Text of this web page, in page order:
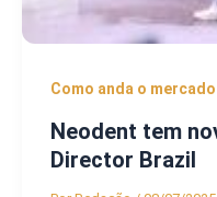
Como anda o mercado
Neodent tem
Director Brazil